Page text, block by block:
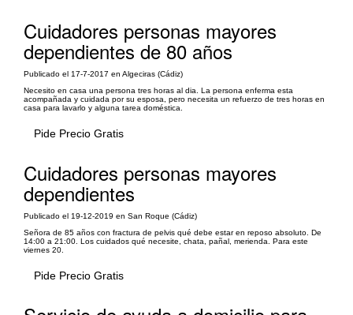
Cuidadores personas mayores
dependientes de 80 años
Publicado el 17-7-2017 en Algeciras (Cádiz)
Necesito en casa una persona tres horas al dia. La persona enferma esta
acompañada y cuidada por su esposa, pero necesita un refuerzo de tres horas en
casa para lavarlo y alguna tarea doméstica.
Pide Precio Gratis
Cuidadores personas mayores
dependientes
Publicado el 19-12-2019 en San Roque (Cádiz)
Señora de 85 años con fractura de pelvis qué debe estar en reposo absoluto. De
14:00 a 21:00. Los cuidados qué necesite, chata, pañal, merienda. Para este
viernes 20.
Pide Precio Gratis